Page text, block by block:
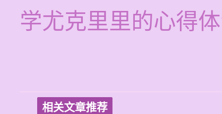
学尤克里里的心得
相关文章推荐